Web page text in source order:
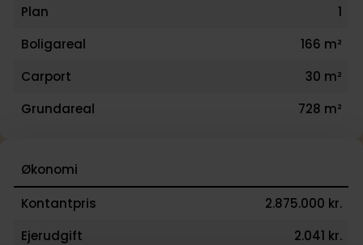
Plan
1
Boligareal
166 m²
Carport
30 m²
Grundareal
728 m²
Økonomi
Kontantpris
2.875.000 kr.
Ejerudgift
2.041 kr.